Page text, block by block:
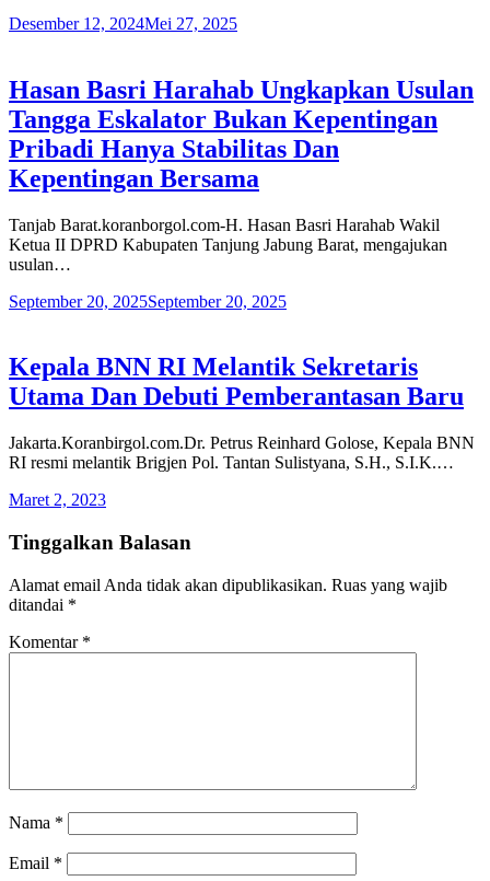
Desember 12, 2024Mei 27, 2025
Hasan Basri Harahab Ungkapkan Usulan
Tangga Eskalator Bukan Kepentingan
Pribadi Hanya Stabilitas Dan
Kepentingan Bersama
Tanjab Barat.koranborgol.com-H. Hasan Basri Harahab Wakil
Ketua II DPRD Kabupaten Tanjung Jabung Barat, mengajukan
usulan…
September 20, 2025September 20, 2025
Kepala BNN RI Melantik Sekretaris
Utama Dan Debuti Pemberantasan Baru
Jakarta.Koranbirgol.com.Dr. Petrus Reinhard Golose, Kepala BNN
RI resmi melantik Brigjen Pol. Tantan Sulistyana, S.H., S.I.K.…
Maret 2, 2023
Tinggalkan Balasan
Alamat email Anda tidak akan dipublikasikan. Ruas yang wajib
ditandai *
Komentar *
Nama *
Email *